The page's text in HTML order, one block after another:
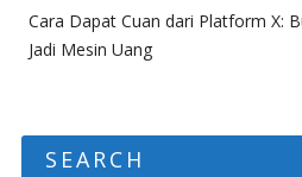
Cara Dapat Cuan dari Platform X:
Jadi Mesin Uang
SEARCH